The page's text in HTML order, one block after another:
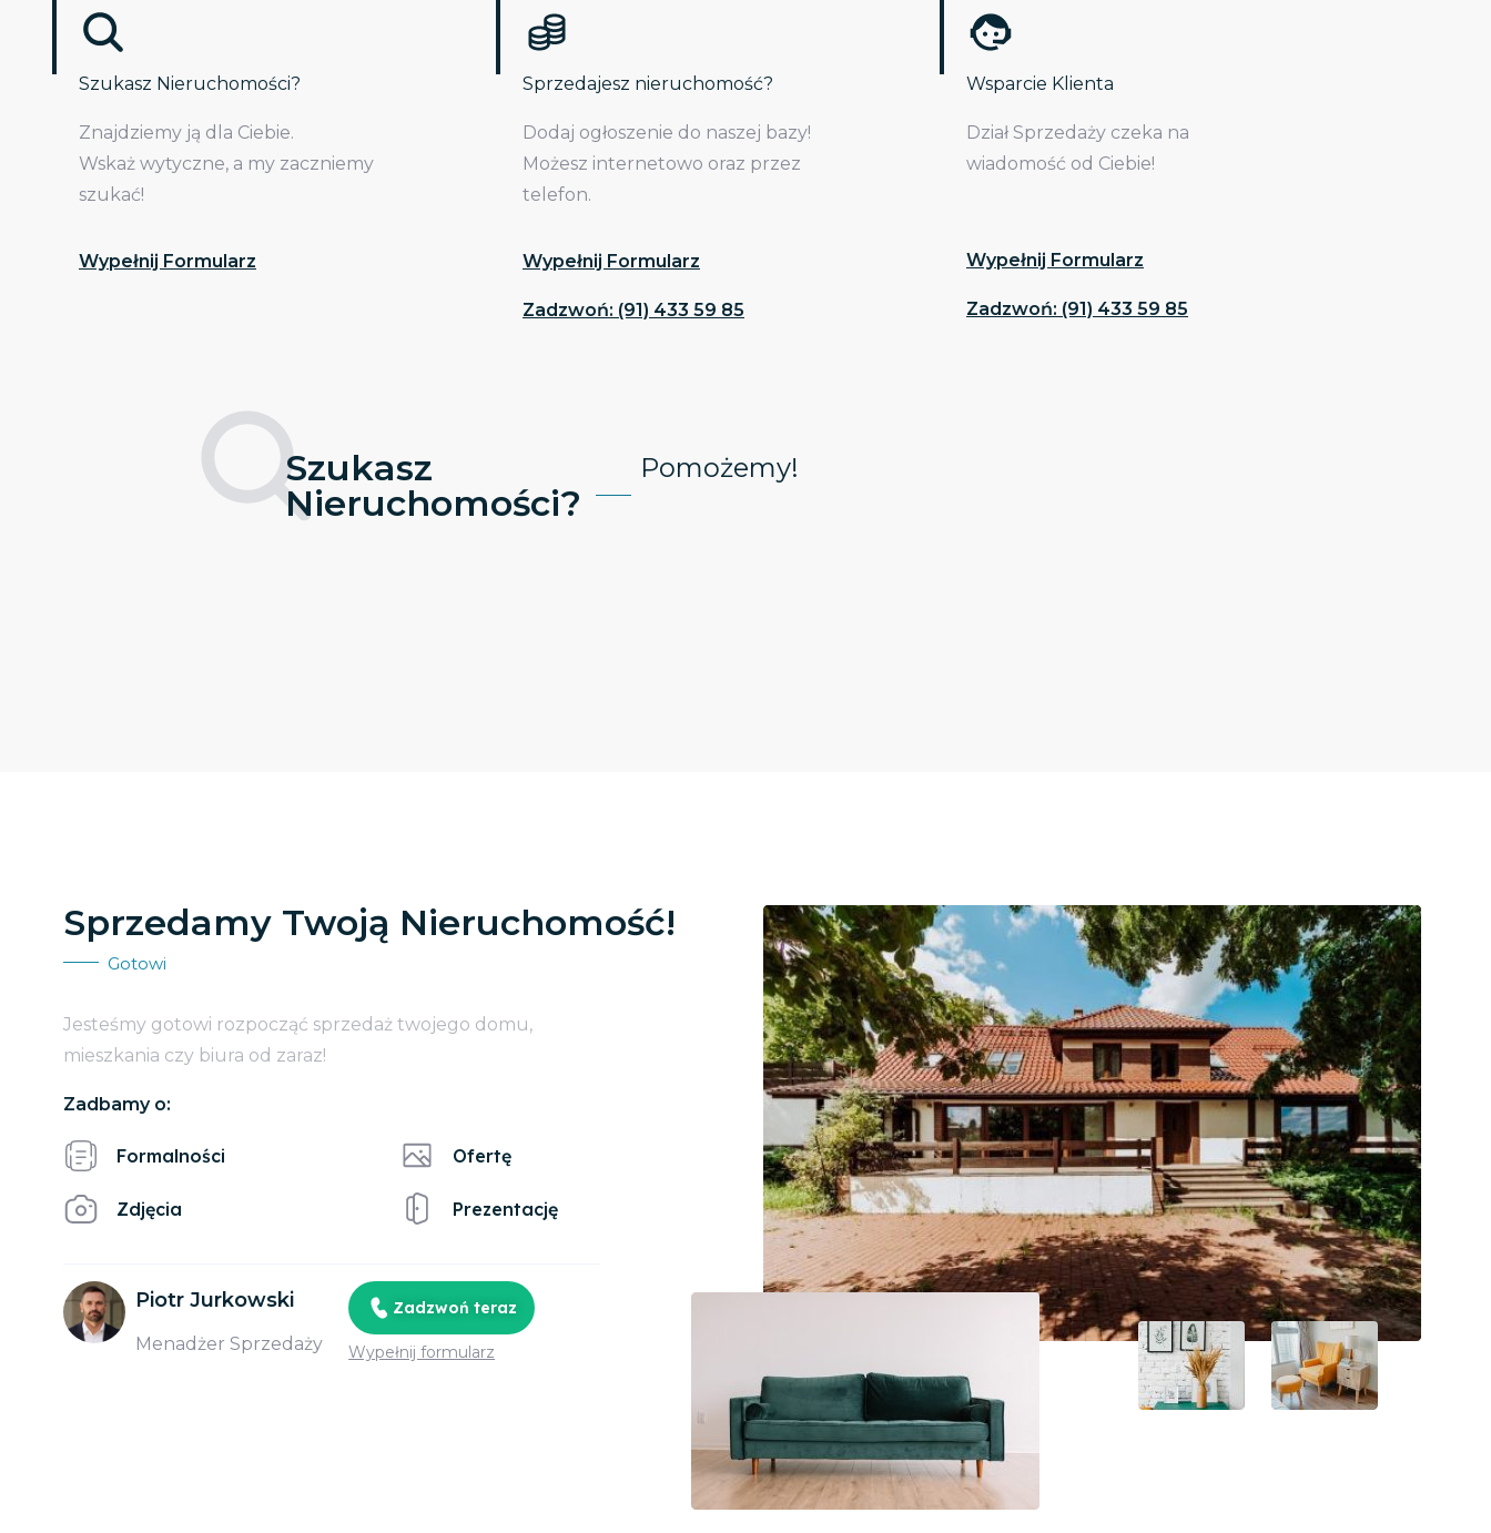
Szukasz Nieruchomości?
Znajdziemy ją dla Ciebie.
Wskaż wytyczne, a my zaczniemy
szukać!
Wypełnij Formularz
Sprzedajesz nieruchomość?
Dodaj ogłoszenie do naszej bazy!
Możesz internetowo oraz przez
telefon.
Wypełnij Formularz
Zadzwoń: (91) 433 59 85
Wsparcie Klienta
Dział Sprzedaży czeka na
wiadomość od Ciebie!
Wypełnij Formularz
Zadzwoń: (91) 433 59 85
Szukasz
Nieruchomości?
Pomożemy!
Sprzedamy Twoją Nieruchomość!
Gotowi
Jesteśmy gotowi rozpocząć sprzedaż twojego domu,
mieszkania czy biura od zaraz!
Zadbamy o:
Formalności
Zdjęcia
Ofertę
Prezentację
Piotr Jurkowski
Menadżer Sprzedaży
Zadzwoń teraz
Wypełnij formularz